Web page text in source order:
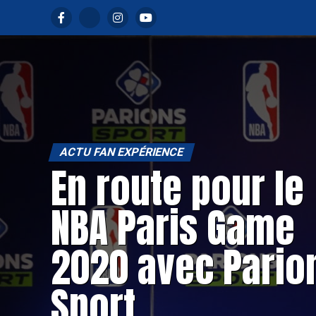
ACTU FAN EXPÉRIENCE
En route pour le
NBA Paris Game
2020 avec